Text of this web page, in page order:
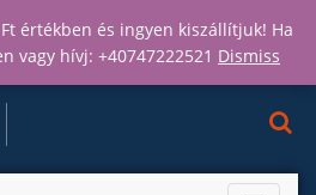
értékben és ingyen kiszállítjuk! Ha
vagy hívj: +40747222521 Dismiss